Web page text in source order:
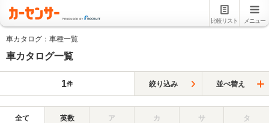
比較リスト メニュー
車カタログ：車種一覧
車カタログ一覧
1件 絞り込み 並べ替え
全て 英数 ア カ サ タ